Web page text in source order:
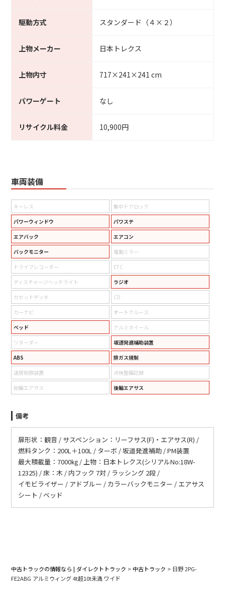
駆動方式 スタンダード（４×２）
上物メーカー 日本トレクス
上物内寸 717×241×241 cm
パワーゲート なし
リサイクル料金 10,900円
車両装備
キーレス
集中ドアロック
パワーウィンドウ
パワステ
エアバック
エアコン
バックモニター
電動ミラー
ドライブレコーダー
ETC
ディスチャージヘッドライト
ラジオ
カセットデッキ
CD
カーナビ
オートクルーズ
ベッド
アルミホイール
リターダー
坂道発進補助装置
ABS
排ガス規制
速度制限装置
点検整備記録
総輪エアサス
後輪エアサス
備考
扉形状：観音 / サスペンション：リーフサス(F)・エアサス(R) /
燃料タンク：200L＋100L / ターボ / 坂道発進補助 / PM装置
最大積載量：7000㎏ / 上物：日本トレクス(シリアルNo:18W-
12325) / 床：木 / 内フック 7対 / ラッシング 2段 /
イモビライザー / アドブルー / カラーバックモニター / エアサス
シート / ベッド
中古トラックの情報なら | ダイレクトトラック > 中古トラック > 日野 2PG-
FE2ABG アルミウィング 4t超10t未満 ワイド